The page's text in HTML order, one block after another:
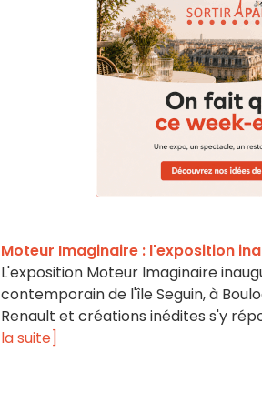
Moteur Imaginaire : l'exposition
L'exposition Moteur Imaginaire
contemporain de l'île Seguin, à
Renault et créations inédites s'y
la suite]